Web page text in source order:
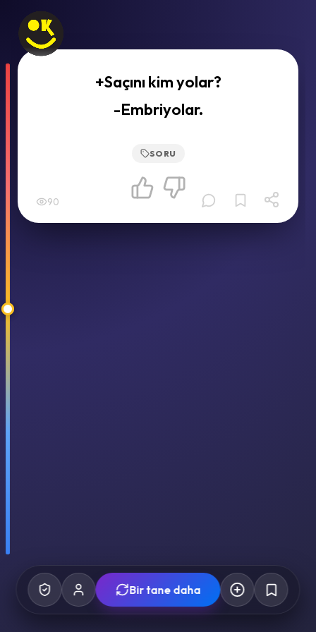
+Saçını kim yolar?
-Embriyolar.
SORU
90
Bir tane daha